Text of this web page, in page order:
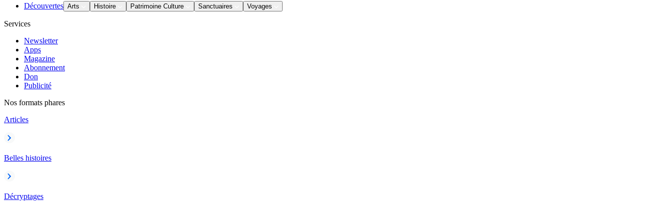
Découvertes Arts Histoire Patrimoine Culture Sanctuaires Voyages
Services
Newsletter
Apps
Magazine
Abonnement
Don
Publicité
Nos formats phares
Articles
Belles histoires
Décryptages